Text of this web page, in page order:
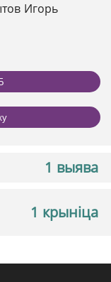
Игорь
1 выява
1 крыніца